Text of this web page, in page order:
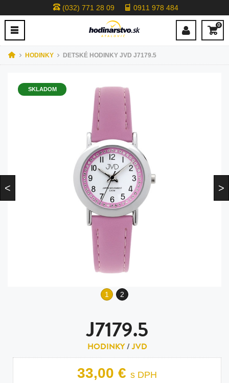
(032) 771 28 09 0911 978 484
0
HODINKY DETSKÉ HODINKY JVD J7179.5
SKLADOM
1 2
J7179.5
HODINKY/JVD
33,00 € s DPH